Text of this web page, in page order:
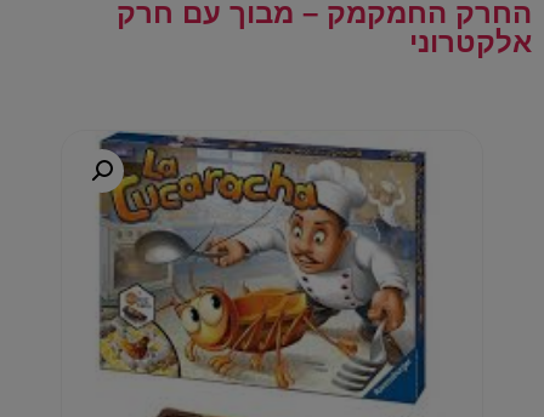
החרק החמקמק – מבוך עם חרק
אלקטרוני